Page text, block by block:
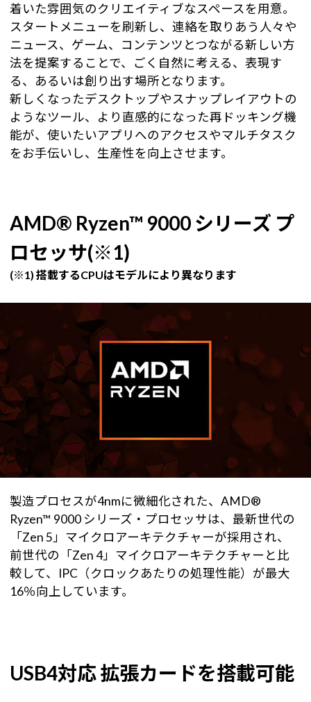
着いた雰囲気のクリエイティブなスペースを用意。
スタートメニューを刷新し、連絡を取りあう人々や
ニュース、ゲーム、コンテンツとつながる新しい方
法を提案することで、ごく自然に考える、表現す
る、あるいは創り出す場所となります。
新しくなったデスクトップやスナップレイアウトの
ようなツール、より直感的になった再ドッキング機
能が、使いたいアプリへのアクセスやマルチタスク
をお手伝いし、生産性を向上させます。
AMD® Ryzen™ 9000 シリーズ プ
ロセッサ(※1)
(※1) 搭載するCPUはモデルにより異なります
製造プロセスが4nmに微細化された、AMD®
Ryzen™ 9000 シリーズ・プロセッサは、最新世代の
「Zen 5」マイクロアーキテクチャーが採用され、
前世代の「Zen 4」マイクロアーキテクチャーと比
較して、IPC（クロックあたりの処理性能）が最大
16％向上しています。
USB4対応 拡張カードを搭載可能